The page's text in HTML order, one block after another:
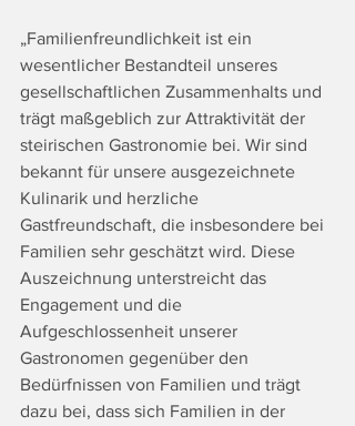
„Familienfreundlichkeit ist ein
wesentlicher Bestandteil unseres
gesellschaftlichen Zusammenhalts und
trägt maßgeblich zur Attraktivität der
steirischen Gastronomie bei. Wir sind
bekannt für unsere ausgezeichnete
Kulinarik und herzliche
Gastfreundschaft, die insbesondere bei
Familien sehr geschätzt wird. Diese
Auszeichnung unterstreicht das
Engagement und die
Aufgeschlossenheit unserer
Gastronomen gegenüber den
Bedürfnissen von Familien und trägt
dazu bei, dass sich Familien in der